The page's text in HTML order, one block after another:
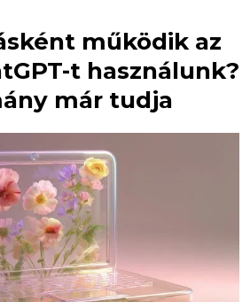
működik az
t használunk?
már tudja